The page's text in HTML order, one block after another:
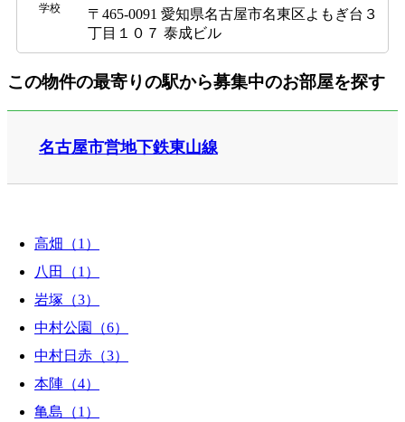
学校
〒465-0091 愛知県名古屋市名東区よもぎ台３
丁目１０７ 泰成ビル
この物件の最寄りの駅から募集中のお部屋を探す
名古屋市営地下鉄東山線
高畑（1）
八田（1）
岩塚（3）
中村公園（6）
中村日赤（3）
本陣（4）
亀島（1）